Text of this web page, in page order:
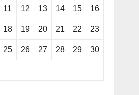
11 12 13 14 15 16
18 19 20 21 22 23
25 26 27 28 29 30